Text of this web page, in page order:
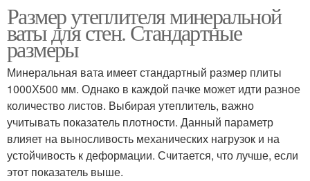
Размер утеплителя минеральной
ваты для стен. Стандартные
размеры
Минеральная вата имеет стандартный размер плиты
1000Х500 мм. Однако в каждой пачке может идти разное
количество листов. Выбирая утеплитель, важно
учитывать показатель плотности. Данный параметр
влияет на выносливость механических нагрузок и на
устойчивость к деформации. Считается, что лучше, если
этот показатель выше.